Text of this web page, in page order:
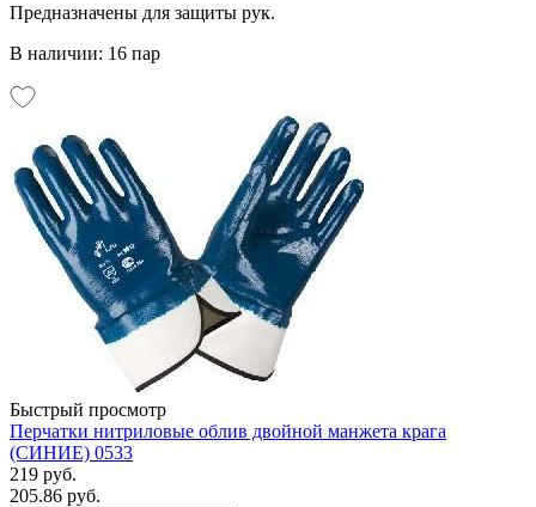
Предназначены для защиты рук.
В наличии: 16 пар
Быстрый просмотр
Перчатки нитриловые облив двойной манжета крага
(СИНИЕ) 0533
219 руб.
205.86 руб.